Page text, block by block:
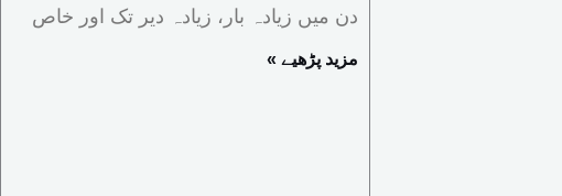
دن میں زیادہ بار، زیادہ دیر تک اور خاص
« مزید پڑھیے